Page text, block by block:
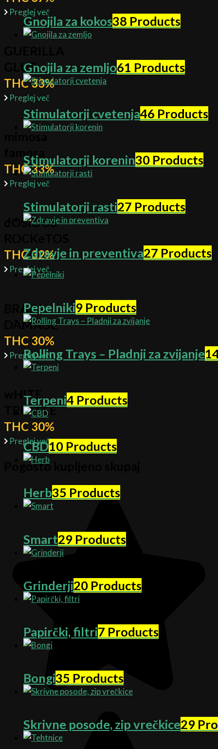
Gnojila za kokos38 Products
Gnojila za zemljo61 Products
Stimulatorji cvetenja46 Products
Stimulatorji korenin30 Products
Stimulatorji rasti27 Products
Zdravje in preventiva27 Products
Pepelniki9 Products
Rolling Trays – Pladnji za zvijanje
Terpeni4 Products
CBD10 Products
Herb35 Products
Smart29 Products
Grinderji20 Products
Papirčki, filtri7 Products
Bongi35 Products
Skrivne posode, zip vrečkice29
Preglej več
GLUE
THC 33%
Preglej več
famosa
THC 33%
Preglej več
dOSIDOS
THC 32%
Preglej več
BRAIN
DAMAGE
THC 30%
Preglej več
wHITE
TRUFFLE
THC 30%
Preglej več
Pogosto kupljeno skupaj